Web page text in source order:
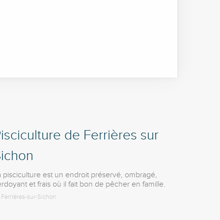
de Ferrières sur
pisciculture est un endroit préservé, ombragé,
et frais où il fait bon de pêcher en famille.
Ferrières-sur-Sichon